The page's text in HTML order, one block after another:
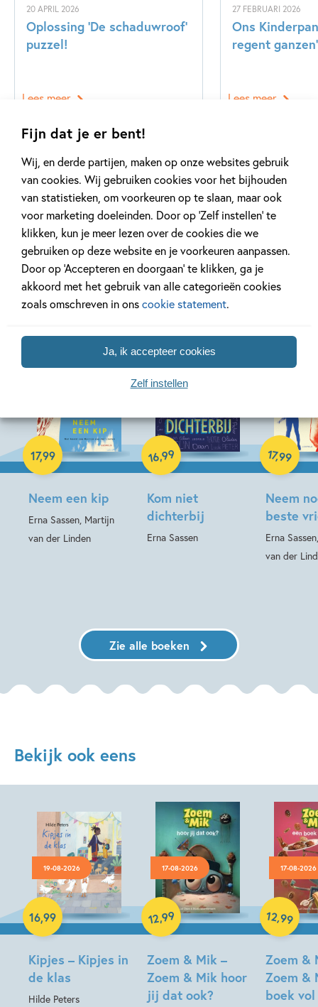
Fijn dat je er bent!
Wij, en derde partijen, maken op onze websites gebruik
van cookies. Wij gebruiken cookies voor het bijhouden
van statistieken, om voorkeuren op te slaan, maar ook
voor marketing doeleinden. Door op ‘Zelf instellen’ te
klikken, kun je meer lezen over de cookies die we
gebruiken op deze website en je voorkeuren aanpassen.
Door op ‘Accepteren en doorgaan’ te klikken, ga je
akkoord met het gebruik van alle categorieën cookies
zoals omschreven in onscookie statement.
Ja, ik accepteer cookies
Zelf instellen
20 APRIL 2026
Oplossing ‘De schaduwroof’
puzzel!
Lees meer
27 FEBRUARI 2026
Ons
regent ganzen’
Lees meer
Bekijk alle artikelen
Meer van deze auteur
Neem een kip
Erna Sassen, Martijn
van der Linden
17,99
Paperback
Kom niet
dichterbij
Erna Sassen
16,99
Paperback
Neem
beste
Erna
van der
17,99
Paperback
Zie alle boeken
Bekijk ook eens
19-08-2026
Kipjes – Kipjes in
de klas
Hilde Peters
16,99
Hardcover
17-08-2026
Zoem & Mik –
Zoem & Mik hoor
jij dat ook?
12,99
Hardcover
17-08-2026
Zoem &
Zoem &
boek
12,99
Hardcover